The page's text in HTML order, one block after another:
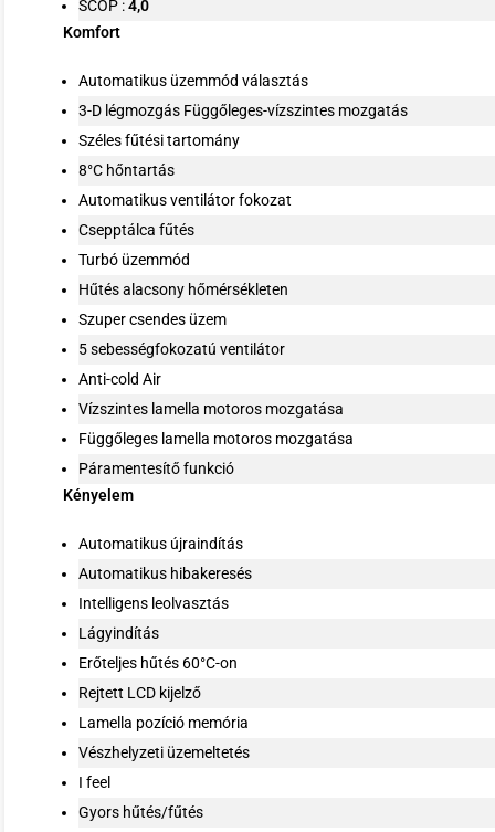
SCOP :4,0
Komfort
Automatikus üzemmód választás
3-D légmozgás Függőleges-vízszintes mozgatás
Széles fűtési tartomány
8°C hőntartás
Automatikus ventilátor fokozat
Csepptálca fűtés
Turbó üzemmód
Hűtés alacsony hőmérsékleten
Szuper csendes üzem
5 sebességfokozatú ventilátor
Anti-cold Air
Vízszintes lamella motoros mozgatása
Függőleges lamella motoros mozgatása
Páramentesítő funkció
Kényelem
Automatikus újraindítás
Automatikus hibakeresés
Intelligens leolvasztás
Lágyindítás
Erőteljes hűtés 60°C-on
Rejtett LCD kijelző
Lamella pozíció memória
Vészhelyzeti üzemeltetés
I feel
Gyors hűtés/fűtés